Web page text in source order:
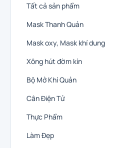
Tất cả sản phẩm
Mask Thanh Quản
Mask oxy, Mask khí dung
Xông hút đờm kín
Bộ Mở Khí Quản
Cân Điện Tử
Thực Phẩm
Làm Đẹp